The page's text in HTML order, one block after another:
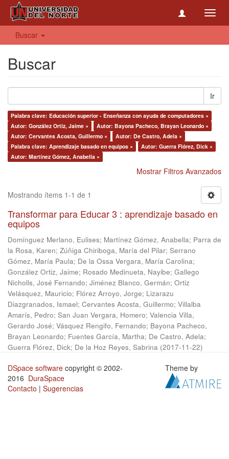
Buscar
Buscar
Ir
Palabra clave: Educación superior - Enseñanza con ayuda de computadores ×
Autor: González Ortiz, Jaime ×
Autor: Bayona Pacheco, Brayan Leonardo ×
Autor: Cervantes Acosta, Guillermo ×
Autor: De Castro, Adela ×
Palabra clave: Aprendizaje basado en equipos ×
Autor: Guerra Flórez, Dick ×
Autor: Martínez Gómez, Anabella ×
Mostrar Filtros Avanzados
Mostrando ítems 1-1 de 1
Transformar para Educar 3 : aprendizaje basado en
equipos
Domínguez Merlano, Eulises; Martínez Gómez, Anabella; Parra de
la Rosa, Karen; Zúñiga Chiriboga, María del Pilar; Serrano
Gómez, María Paula; De la Ossa Vergara, María Carolina;
González Ortiz, Jaime; Rosado Medinueta, Nayibe; Gallego
Nicholls, José Fernando; Jiménez Blanco, Germán; Ortiz
Velásquez, Mauricio; Flórez Arroyo, Jorge; Lizarazu
Diazgranados, Ismael; Cervantes Acosta, Guillermo; Villalba
Amarís, Pedro; San Juan Vergara, Homero; Valencia Villa,
Gerardo José; Vásquez Rengifo, Fernando; Bayona Pacheco,
Brayan Leonardo; Fuentes García, Martha; De Castro, Adela;
Guerra Flórez, Dick; De la Hoz Reyes, Sabrina (2017-11-22)
DSpace software copyright © 2002-
2016 DuraSpace
Contacto | Sugerencias
Theme by